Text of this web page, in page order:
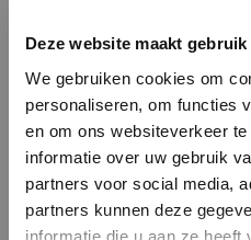
Deze website maakt
We gebruiken cookies om
personaliseren, om functies
en om ons websiteverkeer
informatie over uw gebruik
partners voor social media,
partners kunnen deze
informatie die u aan ze
Wachtwoord
MERK
Knit-ted